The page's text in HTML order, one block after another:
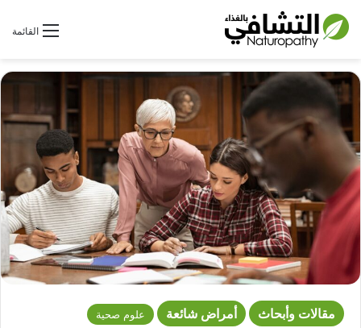
القائمةبحث عن
مقالات وأبحاث أمراض شائعة علوم صحية